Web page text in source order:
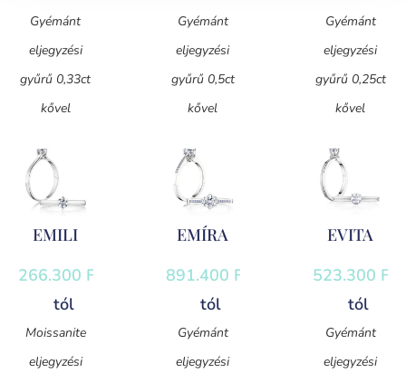
Gyémánt
eljegyzési
gyűrű 0,33ct
kővel
Gyémánt
eljegyzési
gyűrű 0,5ct
kővel
Gyémánt
eljegyzési
gyűrű 0,25ct
kővel
EMILI
266.300 Ft
tól
Moissanite
eljegyzési
EMÍRA
891.400 Ft
tól
Gyémánt
eljegyzési
EVITA
523.300 Ft
tól
Gyémánt
eljegyzési